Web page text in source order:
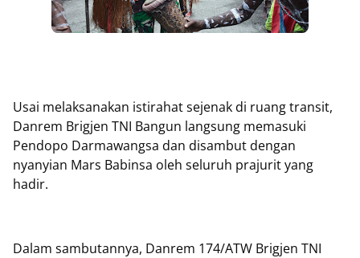
Usai melaksanakan istirahat sejenak di ruang transit,
Danrem Brigjen TNI Bangun langsung memasuki
Pendopo Darmawangsa dan disambut dengan
nyanyian Mars Babinsa oleh seluruh prajurit yang
hadir.
Dalam sambutannya, Danrem 174/ATW Brigjen TNI